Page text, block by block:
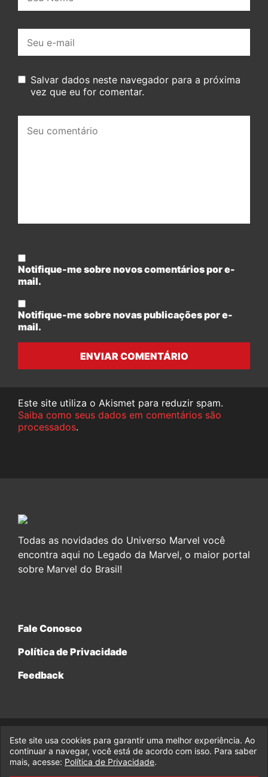
mail:
Salvar dados neste navegador para a próxima
vez que eu for comentar.
comentário:
Notifique-me sobre novos comentários por e-
mail.
Notifique-me sobre novas publicações por e-
mail.
ENVIAR COMENTÁRIO
Este site utiliza o Akismet para reduzir spam.
Saiba como seus dados em comentários são
processados.
Todas as novidades do Universo Marvel você
encontra aqui no Legado da Marvel, o maior portal
sobre Marvel do Brasil!
Fale Conosco
Política de Privacidade
Feedback
© 2017-2026 Legado da Marvel, uma empresa da Legado
Enterprises.
Este site usa cookies para garantir uma melhor experiência. Ao
continuar a navegar, você está de acordo com isso. Para saber
mais, acesse: Política de Privacidade.